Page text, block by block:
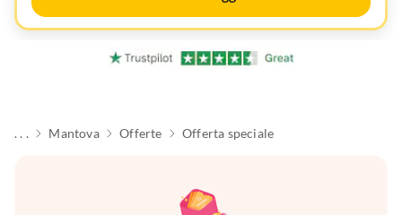
. . . Mantova Offerte Offerta speciale